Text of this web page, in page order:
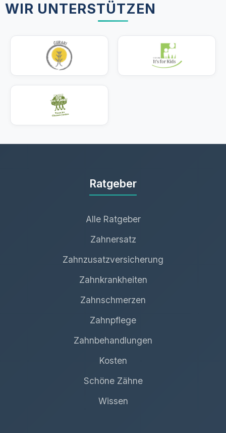
WIR UNTERSTÜTZEN
Ratgeber
Alle Ratgeber
Zahnersatz
Zahnzusatzversicherung
Zahnkrankheiten
Zahnschmerzen
Zahnpflege
Zahnbehandlungen
Kosten
Schöne Zähne
Wissen